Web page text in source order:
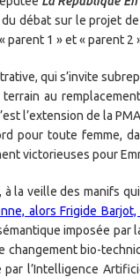
débat sur le projet
parent 1 » et « parent
qui s’invite
au
l’extension de la
pour toute femme,
victorieuses pour
à la veille des manifs
alors Frigide
imposée par
changement bio-
l’Intelligence